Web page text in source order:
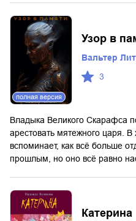
полная версия
Узор в
Вальтер
3
Владыка Великого Скарафса
арестовать мятежного царя.
вспоминает, как всё больше
прошлым, но оно всё равно
Катерина